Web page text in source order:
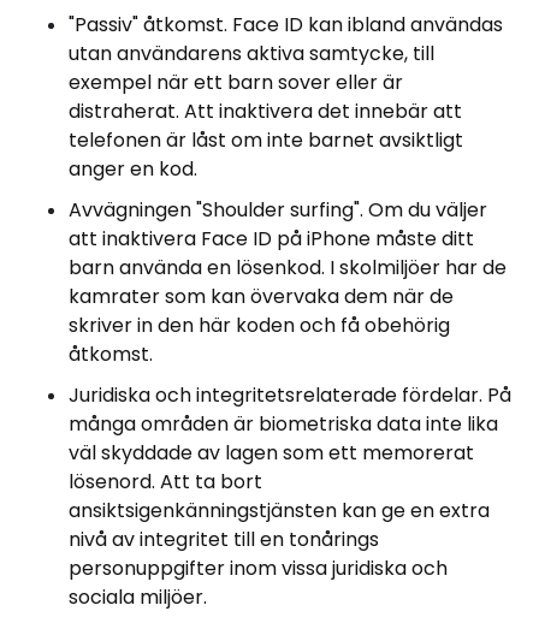
"Passiv" åtkomst. Face ID kan ibland användas
utan användarens aktiva samtycke, till
exempel när ett barn sover eller är
distraherat. Att inaktivera det innebär att
telefonen är låst om inte barnet avsiktligt
anger en kod.
Avvägningen "Shoulder surfing". Om du väljer
att inaktivera Face ID på iPhone måste ditt
barn använda en lösenkod. I skolmiljöer har de
kamrater som kan övervaka dem när de
skriver in den här koden och få obehörig
åtkomst.
Juridiska och integritetsrelaterade fördelar. På
många områden är biometriska data inte lika
väl skyddade av lagen som ett memorerat
lösenord. Att ta bort
ansiktsigenkänningstjänsten kan ge en extra
nivå av integritet till en tonårings
personuppgifter inom vissa juridiska och
sociala miljöer.